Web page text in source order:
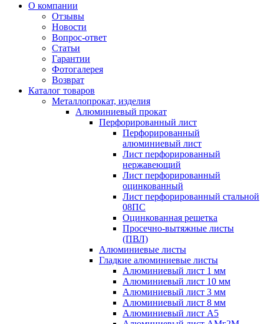
О компании
Отзывы
Новости
Вопрос-ответ
Статьи
Гарантии
Фотогалерея
Возврат
Каталог товаров
Металлопрокат, изделия
Алюминиевый прокат
Перфорированный лист
Перфорированный
алюминиевый лист
Лист перфорированный
нержавеющий
Лист перфорированный
оцинкованный
Лист перфорированный стальной
08ПС
Оцинкованная решетка
Просечно-вытяжные листы
(ПВЛ)
Алюминиевые листы
Гладкие алюминиевые листы
Алюминиевый лист 1 мм
Алюминиевый лист 10 мм
Алюминиевый лист 3 мм
Алюминиевый лист 8 мм
Алюминиевый лист А5